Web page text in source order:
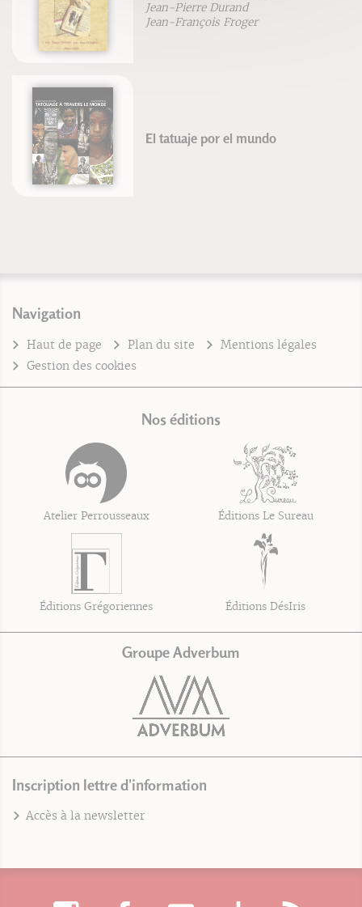
Jean-Pierre Durand
Jean-François Froger
El tatuaje por el mundo
Navigation
Haut de page Plan du site
Mentions légales
Gestion des cookies
Nos éditions
Atelier Perrousseaux Éditions Le Sureau
Éditions Grégoriennes Éditions DésIris
Groupe Adverbum
Inscription lettre d'information
Accès à la newsletter